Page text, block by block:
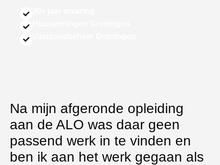
Na mijn afgeronde opleiding
aan de ALO was daar geen
passend werk in te vinden en
ben ik aan het werk gegaan als